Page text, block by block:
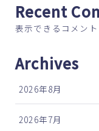
Recent
表示できるコメント
Archives
2026年8月
2026年7月